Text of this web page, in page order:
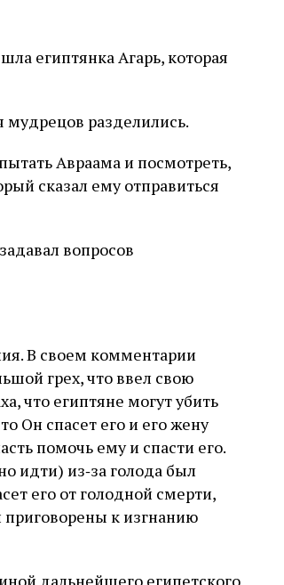
египтянка Агарь, которая
разделились.
Авраама и посмотреть,
сказал ему отправиться
вопросов
В своем комментарии
грех, что ввел свою
что египтяне могут убить
Он спасет его и его жену
помочь ему и спасти его.
идти) из‑за голода был
его от голодной смерти,
приговорены к изгнанию